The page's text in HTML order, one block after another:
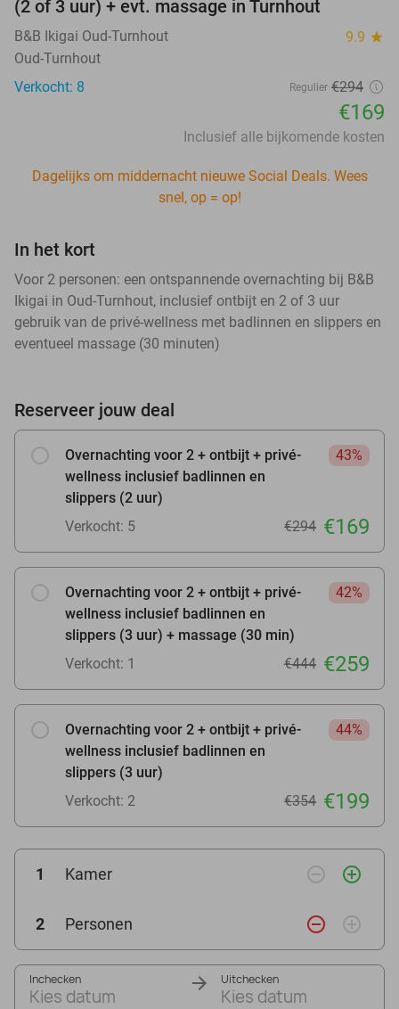
(2 of 3 uur) + evt. massage in Turnhout
B&B Ikigai Oud-Turnhout 9.9 star
Oud-Turnhout
Verkocht: 8
Regulier €294
€169
Inclusief alle bijkomende kosten
Dagelijks om middernacht nieuwe Social Deals. Wees
snel, op = op!
In het kort
Voor 2 personen: een ontspannende overnachting bij B&B
Ikigai in Oud-Turnhout, inclusief ontbijt en 2 of 3 uur
gebruik van de privé-wellness met badlinnen en slippers en
eventueel massage (30 minuten)
Reserveer jouw deal
Overnachting voor 2 + ontbijt + privé-
wellness inclusief badlinnen en
slippers (2 uur)
43%
Verkocht: 5 €294 €169
Overnachting voor 2 + ontbijt + privé-
wellness inclusief badlinnen en
slippers (3 uur) + massage (30 min)
42%
Verkocht: 1 €444 €259
Overnachting voor 2 + ontbijt + privé-
wellness inclusief badlinnen en
slippers (3 uur)
44%
Verkocht: 2 €354 €199
1 Kamer remove_circle_outline add_circle_outline
2 Personen remove_circle_outline add_circle_outline
Inchecken
Kies datum
Uitchecken
Kies datum